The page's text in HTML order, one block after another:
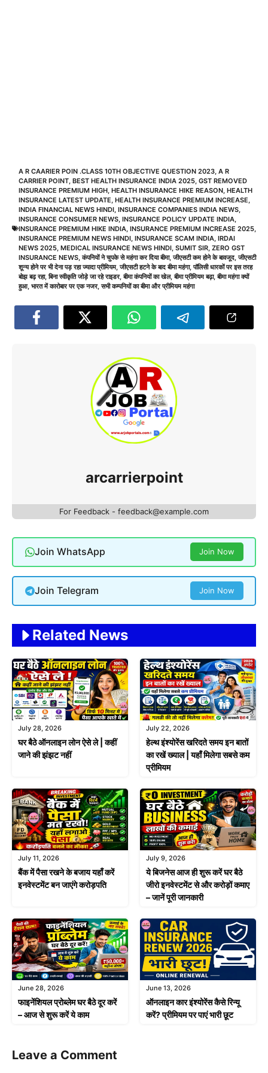
A R CAARIER POIN .CLASS 10TH OBJECTIVE QUESTION 2023 A R
CARRIER POINT BEST HEALTH INSURANCE INDIA 2025 GST REMOVED
INSURANCE PREMIUM HIGH HEALTH INSURANCE HIKE REASON HEALTH
INSURANCE LATEST UPDATE HEALTH INSURANCE PREMIUM INCREASE
INDIA FINANCIAL NEWS HINDI INSURANCE COMPANIES INDIA NEWS
INSURANCE CONSUMER NEWS INSURANCE POLICY UPDATE INDIA
INSURANCE PREMIUM HIKE INDIA INSURANCE PREMIUM INCREASE 2025
INSURANCE PREMIUM NEWS HINDI INSURANCE SCAM INDIA IRDAI
NEWS 2025 MEDICAL INSURANCE NEWS HINDI SUMIT SIR ZERO GST
INSURANCE NEWS ,कंपनियों ने चुपके से महंगा कर दिया बीमा,जीएसटी कम होने के बावजूद ,जीएसटी
शून्य होने पर भी देना पड़ रहा ज्यादा प्रीमियम,जीएसटी हटने के बाद बीमा महंगा,पॉलिसी धारकों पर इस तरह
बोझ बढ़ रहा,बिना स्वीकृति जोड़े जा रहे राइडर,बीमा कंपनियों का खेल,बीमा प्रीमियम बढ़ा,बीमा महंगा क्यों
हुआ, भारत में कारोबार पर एक नजर,सभी कम्पनियों का बीमा और प्रीमियम महंगा
arcarrierpoint
For Feedback - feedback@example.com
Join WhatsApp Join Now
Join Telegram Join Now
Related News
July 28, 2026
घर बैठे ऑनलाइन लोन ऐसे ले | कहीं
जाने की झंझट नहीं
July 22, 2026
हेल्थ इंश्योरेंस खरिदते समय इन बातों
का रखें ख्याल | यहाँ मिलेगा सबसे कम
प्रीमियम
July 11, 2026
बैंक में पैसा रखने के बजाय यहाँ करें
इनवेस्टमेंट बन जाएंगे करोड़पति
July 9, 2026
ये बिजनेस आज ही शुरू करें घर बैठे
जीरो इनवेस्टमेंट से और करोड़ों कमाए
– जानें पूरी जानकारी
June 28, 2026
फाइनेंशियल प्रोब्लेम घर बैठे दूर करें
– आज से शुरू करें ये काम
June 13, 2026
ऑनलाइन कार इंश्योरेंस कैसे रिन्यू
करें? प्रीमियम पर पाएं भारी छूट
Leave a Comment